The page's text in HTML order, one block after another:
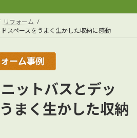
リフォーム
スペースをうまく生かした収納に感動
ットバスとデッ
まく生かした収納